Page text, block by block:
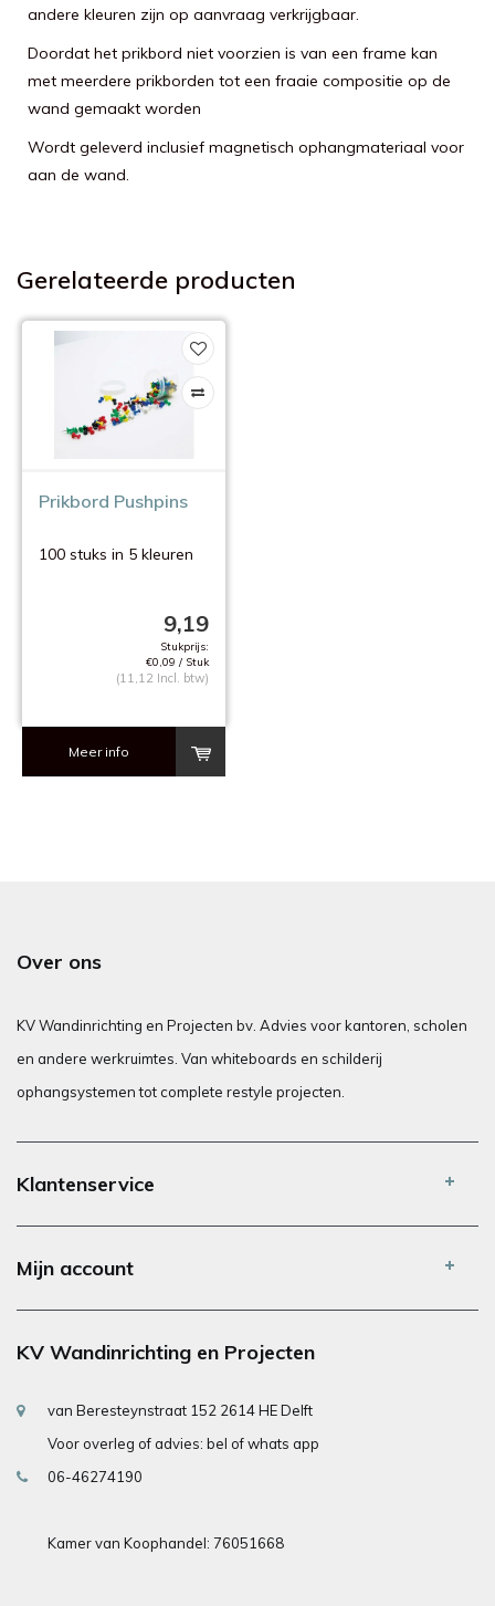
andere kleuren zijn op aanvraag verkrijgbaar.
Doordat het prikbord niet voorzien is van een frame kan
met meerdere prikborden tot een fraaie compositie op de
wand gemaakt worden
Wordt geleverd inclusief magnetisch ophangmateriaal voor
aan de wand.
Gerelateerde producten
Prikbord Pushpins
100 stuks in 5 kleuren
9,19
Stukprijs:
€0,09 / Stuk
(11,12 Incl. btw)
Meer info
Over ons
KV Wandinrichting en Projecten bv. Advies voor kantoren, scholen
en andere werkruimtes. Van whiteboards en schilderij
ophangsystemen tot complete restyle projecten.
Klantenservice
Mijn account
KV Wandinrichting en Projecten
van Beresteynstraat 152 2614 HE Delft
Voor overleg of advies: bel of whats app
06-46274190
Kamer van Koophandel: 76051668